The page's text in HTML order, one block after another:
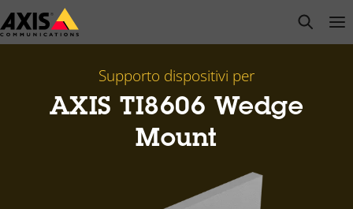
Salta
al
open
Supporto dispositivi per
AXIS TI8606 Wedge
Mount